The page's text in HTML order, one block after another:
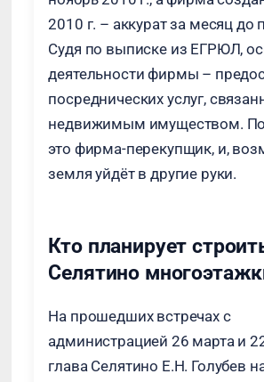
2010 г. – аккурат за месяц до
Судя по выписке из ЕГРЮЛ,
деятельности фирмы –
посреднических услуг,
недвижимым имуществом.
это фирма-перекупщик, и,
земля уйдёт в другие руки.
Кто планирует
Селятино
На прошедших встречах с
администрацией 26 марта и
глава Селятино Е.Н. Голубев